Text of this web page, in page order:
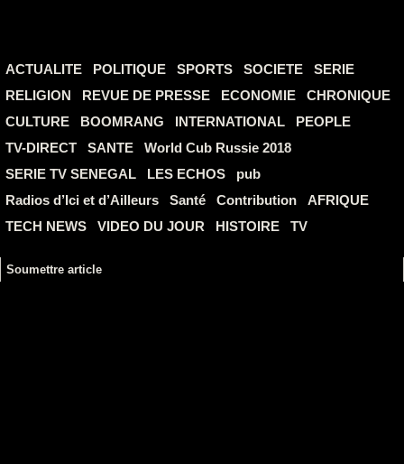
ACTUALITE POLITIQUE SPORTS SOCIETE
SERIE
RELIGION
REVUE DE PRESSE ECONOMIE
CHRONIQUE
CULTURE
BOOMRANG INTERNATIONAL
PEOPLE
TV-DIRECT
SANTE
World Cub Russie 2018
SERIE TV SENEGAL
LES ECHOS
pub
Radios d’Ici et d’Ailleurs
Santé Contribution
AFRIQUE
TECH NEWS
VIDEO DU JOUR HISTOIRE TV
Soumettre article